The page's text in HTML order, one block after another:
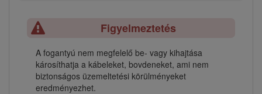
Figyelmeztetés
A fogantyú nem megfelelő be- vagy kihajtása
károsíthatja a kábeleket, bovdeneket, ami nem
biztonságos üzemeltetési körülményeket
eredményezhet.